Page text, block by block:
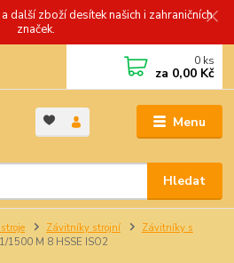
další zboží desítek našich i zahraničních
značek.
Menu
Hledat
0 ks
za 0,00 Kč
Závitníky strojní
Závitníky s
1500 M 8 HSSE ISO2